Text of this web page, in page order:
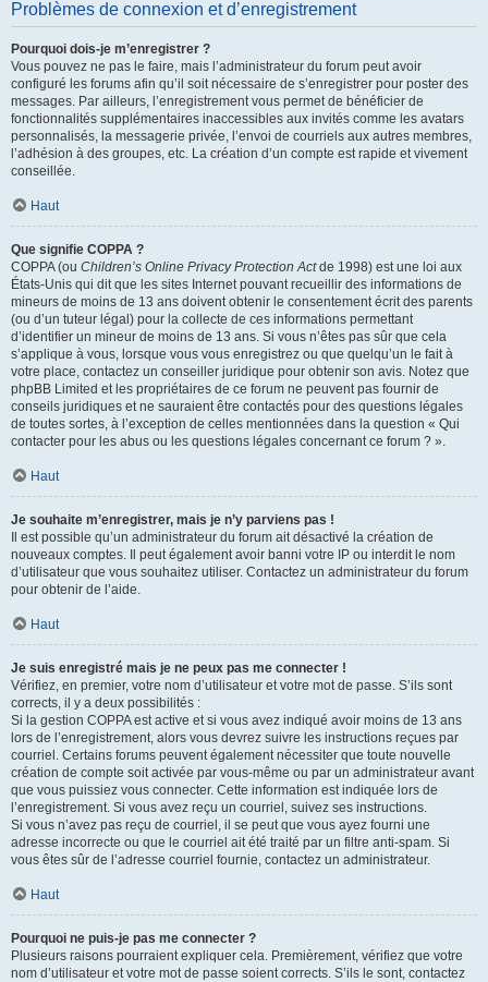
Problèmes de connexion et d’enregistrement
Pourquoi dois-je m’enregistrer ?
Vous pouvez ne pas le faire, mais l’administrateur du forum peut avoir
configuré les forums afin qu’il soit nécessaire de s’enregistrer pour poster des
messages. Par ailleurs, l’enregistrement vous permet de bénéficier de
fonctionnalités supplémentaires inaccessibles aux invités comme les avatars
personnalisés, la messagerie privée, l’envoi de courriels aux autres membres,
l’adhésion à des groupes, etc. La création d’un compte est rapide et vivement
conseillée.
Haut
Que signifie COPPA ?
COPPA (ou Children’s Online Privacy Protection Actde 1998) est une loi aux
États-Unis qui dit que les sites Internet pouvant recueillir des informations de
mineurs de moins de 13 ans doivent obtenir le consentement écrit des parents
(ou d’un tuteur légal) pour la collecte de ces informations permettant
d’identifier un mineur de moins de 13 ans. Si vous n’êtes pas sûr que cela
s’applique à vous, lorsque vous vous enregistrez ou que quelqu’un le fait à
votre place, contactez un conseiller juridique pour obtenir son avis. Notez que
phpBB Limited et les propriétaires de ce forum ne peuvent pas fournir de
conseils juridiques et ne sauraient être contactés pour des questions légales
de toutes sortes, à l’exception de celles mentionnées dans la question « Qui
contacter pour les abus ou les questions légales concernant ce forum ? ».
Haut
Je souhaite m’enregistrer, mais je n’y parviens pas !
Il est possible qu’un administrateur du forum ait désactivé la création de
nouveaux comptes. Il peut également avoir banni votre IP ou interdit le nom
d’utilisateur que vous souhaitez utiliser. Contactez un administrateur du forum
pour obtenir de l’aide.
Haut
Je suis enregistré mais je ne peux pas me connecter !
Vérifiez, en premier, votre nom d’utilisateur et votre mot de passe. S’ils sont
corrects, il y a deux possibilités :
Si la gestion COPPA est active et si vous avez indiqué avoir moins de 13 ans
lors de l’enregistrement, alors vous devrez suivre les instructions reçues par
courriel. Certains forums peuvent également nécessiter que toute nouvelle
création de compte soit activée par vous-même ou par un administrateur avant
que vous puissiez vous connecter. Cette information est indiquée lors de
l’enregistrement. Si vous avez reçu un courriel, suivez ses instructions.
Si vous n’avez pas reçu de courriel, il se peut que vous ayez fourni une
adresse incorrecte ou que le courriel ait été traité par un filtre anti-spam. Si
vous êtes sûr de l’adresse courriel fournie, contactez un administrateur.
Haut
Pourquoi ne puis-je pas me connecter ?
Plusieurs raisons pourraient expliquer cela. Premièrement, vérifiez que votre
nom d’utilisateur et votre mot de passe soient corrects. S’ils le sont, contactez